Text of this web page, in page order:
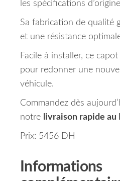
les spécifications
Sa fabrication de qualité
et une résistance
Facile à installer, ce capot
pour redonner une
véhicule.
Commandez dès
notre livraison rapide au
Prix: 5456 DH
Informations